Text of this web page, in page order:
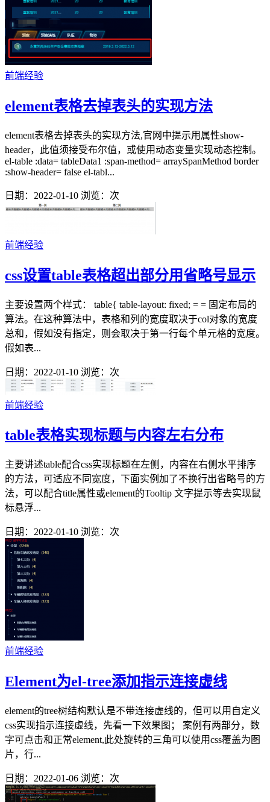
前端经验
element表格去掉表头的实现方法
element表格去掉表头的实现方法,官网中提示用属性show-
header，此值须接受布尔值，或使用动态变量实现动态控制。
el-table :data= tableData1 :span-method= arraySpanMethod border
:show-header= false el-tabl...
日期：2022-01-10 浏览： 次
前端经验
css设置table表格超出部分用省略号显示
主要设置两个样式： table{ table-layout: fixed; = = 固定布局的
算法。在这种算法中，表格和列的宽度取决于col对象的宽度
总和，假如没有指定，则会取决于第一行每个单元格的宽度。
假如表...
日期：2022-01-10 浏览： 次
前端经验
table表格实现标题与内容左右分布
主要讲述table配合css实现标题在左侧，内容在右侧水平排序
的方法，可适应不同宽度，下面实例加了不换行出省略号的方
法，可以配合title属性或element的Tooltip 文字提示等去实现鼠
标悬浮...
日期：2022-01-10 浏览： 次
前端经验
Element为el-tree添加指示连接虚线
element的tree树结构默认是不带连接虚线的，但可以用自定义
css实现指示连接虚线，先看一下效果图； 案例有两部分，数
字可点击和正常element,此处旋转的三角可以使用css覆盖为图
片，行...
日期：2022-01-06 浏览： 次